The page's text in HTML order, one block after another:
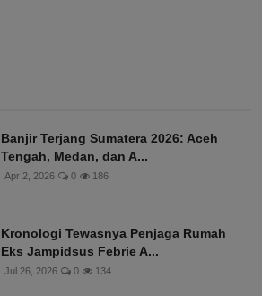
Banjir Terjang Sumatera 2026: Aceh
Tengah, Medan, dan A...
Apr 2, 2026 0 186
Kronologi Tewasnya Penjaga Rumah
Eks Jampidsus Febrie A...
Jul 26, 2026 0 134